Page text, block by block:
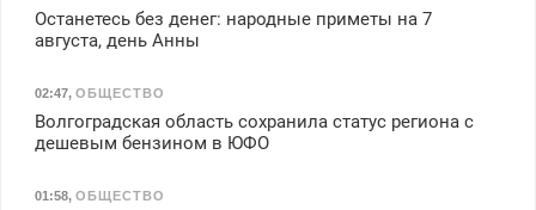
Останетесь без денег: народные приметы на 7
августа, день Анны
02:47, ОБЩЕСТВО
Волгоградская область сохранила статус региона с
дешевым бензином в ЮФО
01:58, ОБЩЕСТВО